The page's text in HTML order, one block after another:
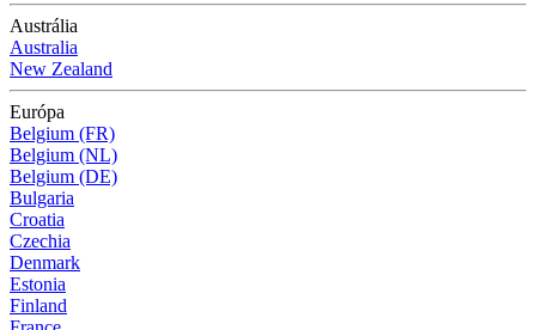
Austrália
Australia
New Zealand
Európa
Belgium (FR)
Belgium (NL)
Belgium (DE)
Bulgaria
Croatia
Czechia
Denmark
Estonia
Finland